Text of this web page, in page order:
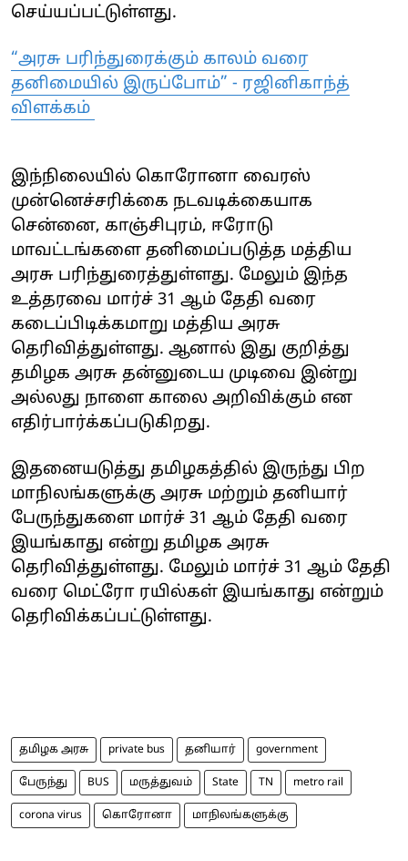
செய்யப்பட்டுள்ளது.
“அரசு பரிந்துரைக்கும் காலம் வரை
தனிமையில் இருப்போம்” - ரஜினிகாந்த்
விளக்கம்
இந்நிலையில் கொரோனா வைரஸ்
முன்னெச்சரிக்கை நடவடிக்கையாக
சென்னை, காஞ்சிபுரம், ஈரோடு
மாவட்டங்களை தனிமைப்படுத்த மத்திய
அரசு பரிந்துரைத்துள்ளது. மேலும் இந்த
உத்தரவை மார்ச் 31 ஆம் தேதி வரை
கடைப்பிடிக்கமாறு மத்திய அரசு
தெரிவித்துள்ளது. ஆனால் இது குறித்து
தமிழக அரசு தன்னுடைய முடிவை இன்று
அல்லது நாளை காலை அறிவிக்கும் என
எதிர்பார்க்கப்படுகிறது.
இதனையடுத்து தமிழகத்தில் இருந்து பிற
மாநிலங்களுக்கு அரசு மற்றும் தனியார்
பேருந்துகளை மார்ச் 31 ஆம் தேதி வரை
இயங்காது என்று தமிழக அரசு
தெரிவித்துள்ளது. மேலும் மார்ச் 31 ஆம் தேதி
வரை மெட்ரோ ரயில்கள் இயங்காது என்றும்
தெரிவிக்கப்பட்டுள்ளது.
தமிழக அரசு private bus தனியார் government
பேருந்து BUS மருத்துவம் State TN metro rail
corona virus கொரோனா மாநிலங்களுக்கு